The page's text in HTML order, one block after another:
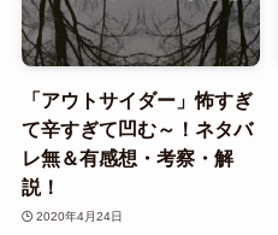
「アウトサイダー」怖すぎ
て辛すぎて凹む～！ネタバ
レ無＆有感想・考察・解
説！
2020年4月24日